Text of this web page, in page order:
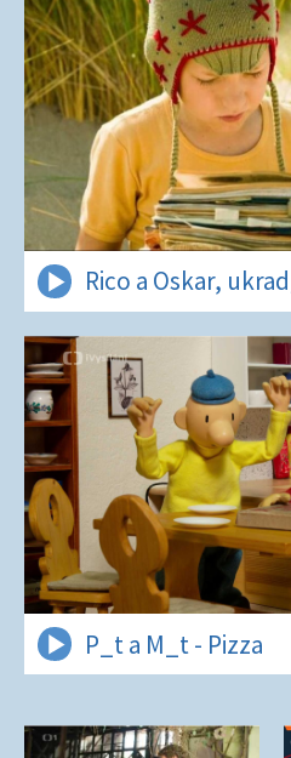
Rico a Oskar,
P_t a M_t - Pizza